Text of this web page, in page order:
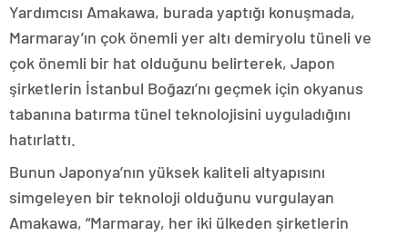
Yardımcısı Amakawa, burada yaptığı konuşmada,
Marmaray’ın çok önemli yer altı demiryolu tüneli ve
çok önemli bir hat olduğunu belirterek, Japon
şirketlerin İstanbul Boğazı’nı geçmek için okyanus
tabanına batırma tünel teknolojisini uyguladığını
hatırlattı.
Bunun Japonya’nın yüksek kaliteli altyapısını
simgeleyen bir teknoloji olduğunu vurgulayan
Amakawa, “Marmaray, her iki ülkeden şirketlerin